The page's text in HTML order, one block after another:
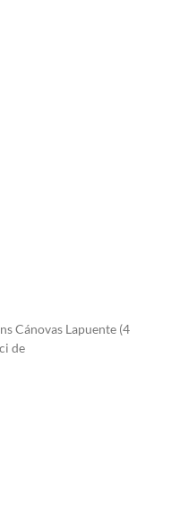
Cánovas Lapuente (4
de